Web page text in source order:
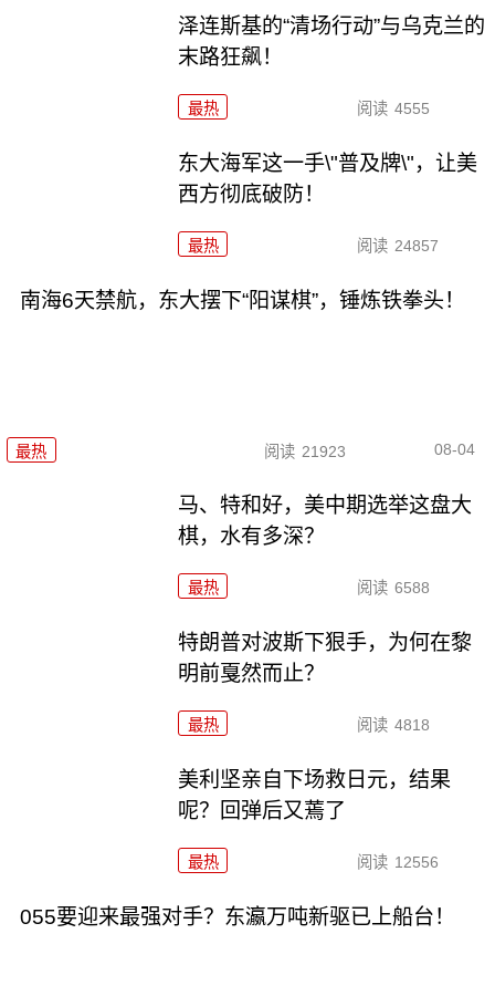
泽连斯基的“清场行动”与乌克兰的
末路狂飙！
最热 阅读 4555
东大海军这一手\"普及牌\"，让美
西方彻底破防！
最热 阅读 24857
南海6天禁航，东大摆下“阳谋棋”，锤炼铁拳头！
最热 阅读 21923 08-04
马、特和好，美中期选举这盘大
棋，水有多深？
最热 阅读 6588
特朗普对波斯下狠手，为何在黎
明前戛然而止？
最热 阅读 4818
美利坚亲自下场救日元，结果
呢？回弹后又蔫了
最热 阅读 12556
055要迎来最强对手？东瀛万吨新驱已上船台！